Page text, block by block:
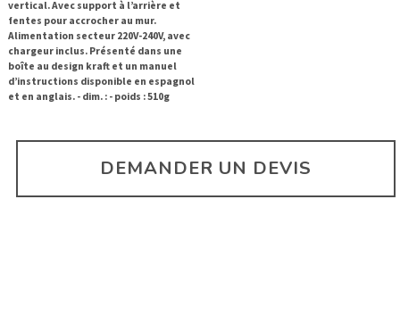
vertical. Avec support à l’arrière et
fentes pour accrocher au mur.
Alimentation secteur 220V-240V, avec
chargeur inclus. Présenté dans une
boîte au design kraft et un manuel
d’instructions disponible en espagnol
et en anglais. - dim. : - poids : 510g
DEMANDER UN DEVIS